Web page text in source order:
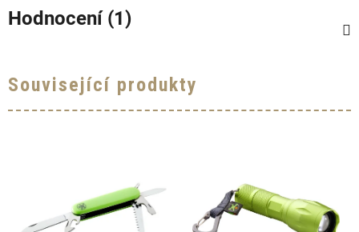
Hodnocení (1)
Související produkty